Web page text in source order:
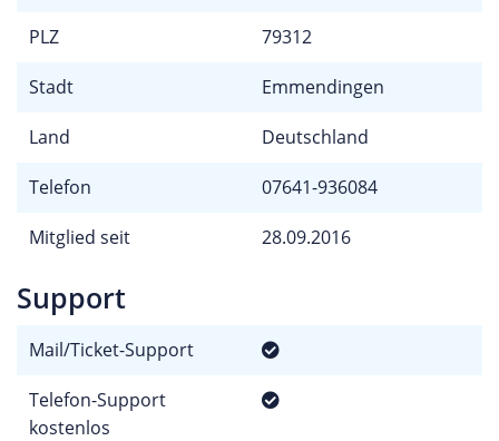
PLZ 79312
Stadt Emmendingen
Land Deutschland
Telefon 07641-936084
Mitglied seit 28.09.2016
Support
Mail/Ticket-Support
Telefon-Support
kostenlos